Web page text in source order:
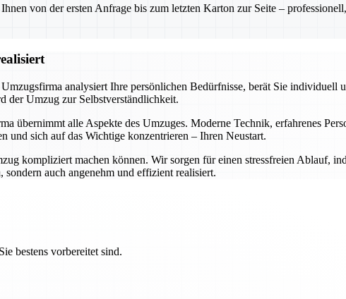
von der ersten Anfrage bis zum letzten Karton zur Seite –
analysiert Ihre persönlichen Bedürfnisse, berät Sie individuell
der Umzug zur Selbstverständlichkeit.
übernimmt alle Aspekte des Umzuges. Moderne Technik, erfahrenes
und sich auf das Wichtige konzentrieren – Ihren Neustart.
kompliziert machen können. Wir sorgen für einen stressfreien Ablauf,
auch angenehm und effizient realisiert.
bestens vorbereitet sind.